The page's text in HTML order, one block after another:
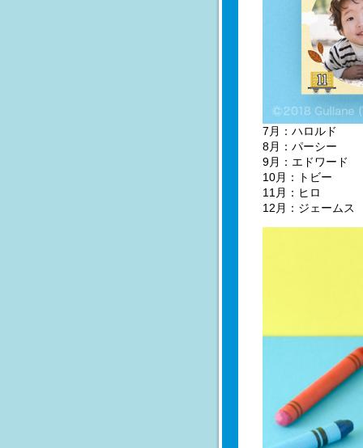
7月：ハロルド
8月：パーシー
9月：エドワード
10月：トビー
11月：ヒロ
12月：ジェームス